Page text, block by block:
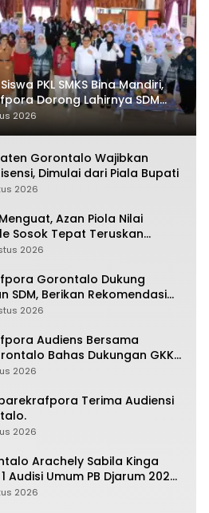
PKL SMKS Bina Mandiri,
Dorong Lahirnya SDM
2026
Gorontalo Wajibkan
Dimulai dari Piala Bupati
2026
Azan Piola Nilai
Sosok Tepat Teruskan
Bone Bolango
2026
Gorontalo Dukung
SDM, Berikan Rekomendasi
Pegawai
2026
Audiens Bersama
Bahas Dukungan GKK
2026
Terima Audiensi
2026
Arachely Sabila Kinga
Audisi Umum PB Djarum 2026
2026